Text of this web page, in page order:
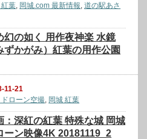
紅葉 岡城.com 最新情報 ,道の駅あさ
幻の如く 用作夜神楽 水鏡
ずかがみ）紅葉の用作公園
11-21
ドローン空撮, 岡城 紅葉
：深紅の紅葉 特殊な城 岡城
ーン映像4K 20181119_2